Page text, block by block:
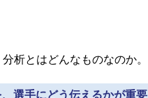
析とはどんなものなのか。
選手にどう伝えるかが重要